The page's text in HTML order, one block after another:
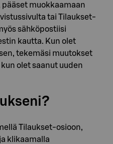
pääset muokkaamaan
tai Tilaukset-
sähköpostiisi
kautta. Kun olet
tekemäsi muutokset
olet saanut uuden
Tilaukset-osioon,
klikaamalla